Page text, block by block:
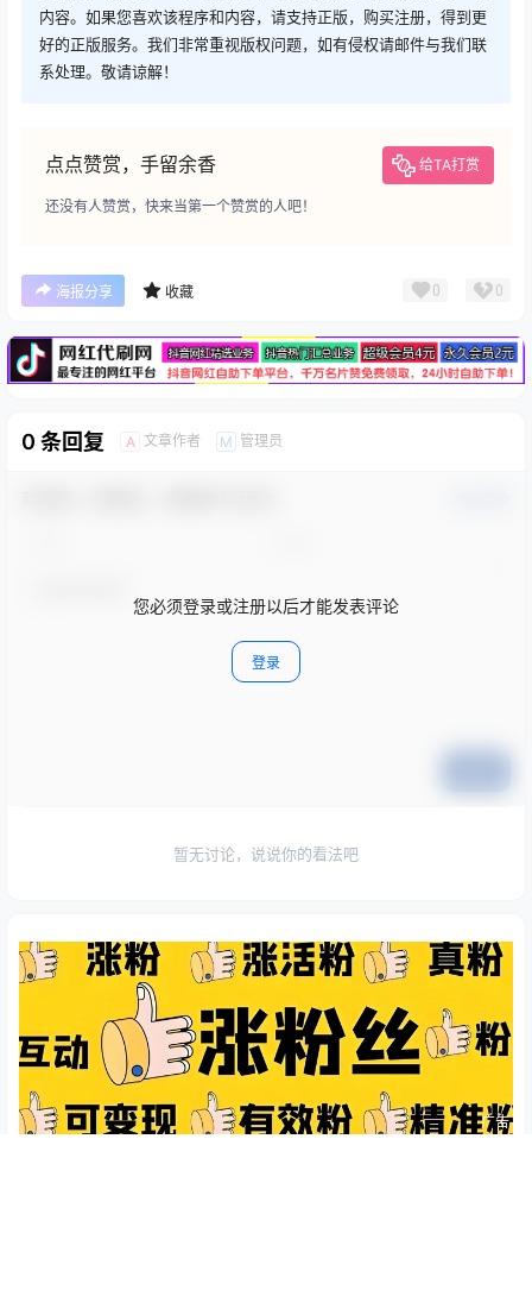
内容。如果您喜欢该程序和内容，请支持正版，购买注册，得到更
好的正版服务。我们非常重视版权问题，如有侵权请邮件与我们联
系处理。敬请谅解！
点点赞赏，手留余香 给TA打赏
还没有人赞赏，快来当第一个赞赏的人吧！
海报分享 收藏 0 0
广告
0 条回复 A 文章作者 M 管理员
您必须登录或注册以后才能发表评论
登录
暂无讨论，说说你的看法吧
广告